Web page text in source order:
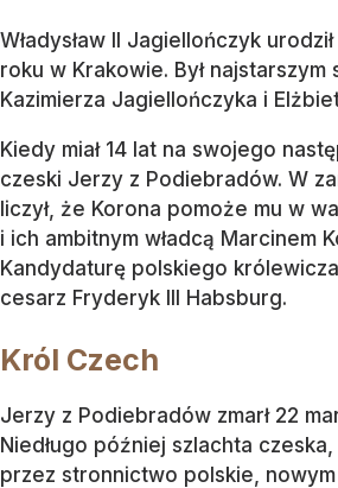
Władysław II Jagiellończyk
roku w Krakowie. Był najstarszym
Kazimierza Jagiellończyka i
Kiedy miał 14 lat na swojego
czeski Jerzy z Podiebradów. W
liczył, że Korona pomoże mu w
i ich ambitnym władcą Marcinem
Kandydaturę polskiego
cesarz Fryderyk III Habsburg.
Król Czech
Jerzy z Podiebradów zmarł 22
Niedługo później szlachta
przez stronnictwo polskie, nowym